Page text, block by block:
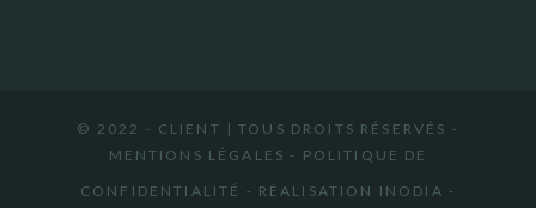
© 2022 - CLIENT | TOUS DROITS RÉSERVÉS -
MENTIONS LÉGALES - POLITIQUE DE
CONFIDENTIALITÉ - RÉALISATION INODIA -